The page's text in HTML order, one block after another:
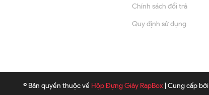
Chính sách đổi trả
Quy định sử dụng
© Bản quyền thuộc về Hộp Đựng Giày RapBox | Cung cấp bởi